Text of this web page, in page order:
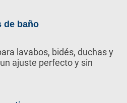
de baño
lavabos, bidés, duchas y
ajuste perfecto y sin